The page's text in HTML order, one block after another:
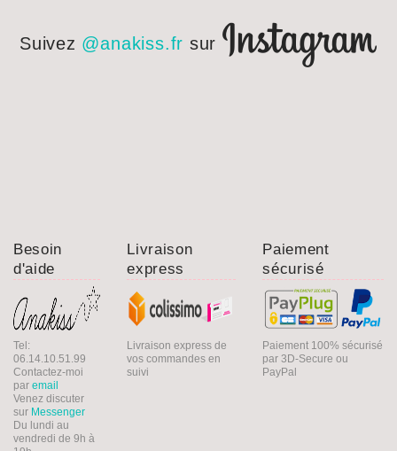
Suivez @anakiss.fr sur
Besoin
d'aide
Tel:
06.14.10.51.99
Contactez-moi
par email
Venez discuter
sur Messenger
Du lundi au
vendredi de 9h à
Livraison
express
Livraison express de
vos commandes en
suivi
Paiement
sécurisé
Paiement 100% sécurisé
par 3D-Secure ou
PayPal